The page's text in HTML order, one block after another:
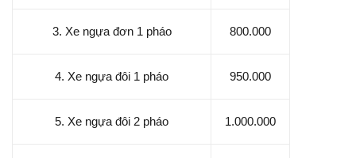
3. Xe ngựa đơn 1 pháo 800.000
4. Xe ngựa đôi 1 pháo 950.000
5. Xe ngựa đôi 2 pháo 1.000.000